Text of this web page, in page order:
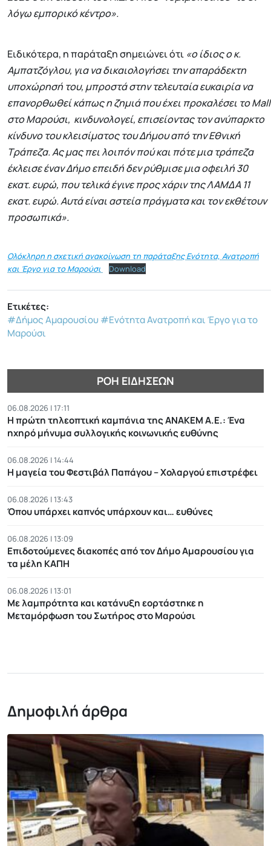
λόγω εμπορικό κέντρο».
Ειδικότερα, η παράταξη σημειώνει ότι «ο ίδιος ο κ.
Αμπατζόγλου, για να δικαιολογήσει την απαράδεκτη
υποχώρησή του, μπροστά στην τελευταία ευκαιρία να
επανορθωθεί κάπως η ζημιά που έχει προκαλέσει το Mall
στο Μαρούσι, κινδυνολογεί, επισείοντας τον ανύπαρκτο
κίνδυνο του κλεισίματος του Δήμου από την Εθνική
Τράπεζα. Ας μας πει λοιπόν πού και πότε μια τράπεζα
έκλεισε έναν Δήμο επειδή δεν ρύθμισε μια οφειλή 30
εκατ. ευρώ, που τελικά έγινε προς χάριν της ΛΑΜΔΑ 11
εκατ. ευρώ. Αυτά είναι αστεία πράγματα και τον εκθέτουν
προσωπικά».
Ολόκληρη η σχετική ανακοίνωση τη παράταξης Ενότητα, Ανατροπή
και Έργο για το Μαρούσι
Download
Ετικέτες:
#Δήμος Αμαρουσίου #Ενότητα Ανατροπή και Έργο για το
Μαρούσι
ΡΟΉ ΕΙΔΉΣΕΩΝ
06.08.2026 | 17:11
Η πρώτη τηλεοπτική καμπάνια της ΑΝΑΚΕΜ Α.Ε.: Ένα
ηχηρό μήνυμα συλλογικής κοινωνικής ευθύνης
06.08.2026 | 14:44
Η μαγεία του Φεστιβάλ Παπάγου – Χολαργού επιστρέφει
06.08.2026 | 13:43
Όπου υπάρχει καπνός υπάρχουν και… ευθύνες
06.08.2026 | 13:09
Επιδοτούμενες διακοπές από τον Δήμο Αμαρουσίου για
τα μέλη ΚΑΠΗ
06.08.2026 | 13:01
Με λαμπρότητα και κατάνυξη εορτάστηκε η
Μεταμόρφωση του Σωτήρος στο Μαρούσι
Δημοφιλή άρθρα